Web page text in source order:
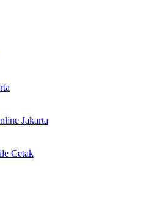
Jakarta
Cetak